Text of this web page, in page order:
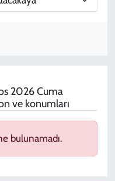
2026 Cuma
ve konumları
bulunamadı.